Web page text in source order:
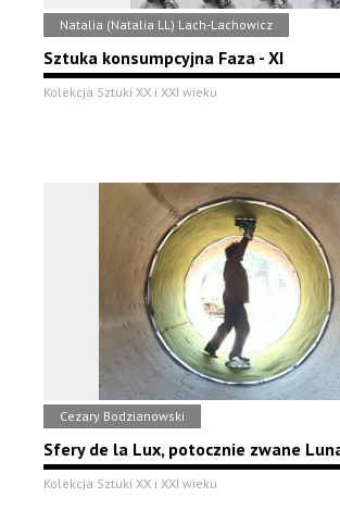
Natalia (Natalia LL) Lach-Lachowicz
Sztuka konsumpcyjna Faza - XI
Kolekcja Sztuki XX i XXI wieku
Cezary Bodzianowski
Sfery de la Lux, potocznie zwane
Kolekcja Sztuki XX i XXI wieku